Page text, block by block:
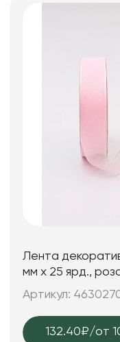
Лента
мм х 25 ярд.,
Артикул:
132.40₽/от